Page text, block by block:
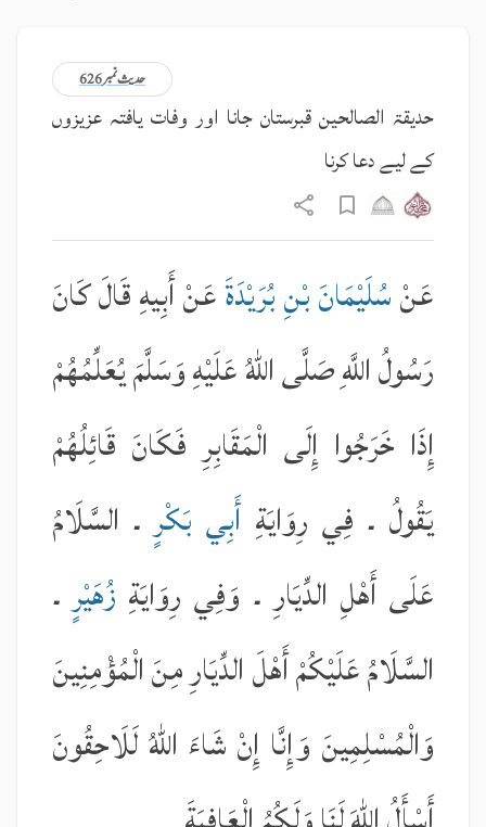
حدیث نمبر 626
حدیقۃ الصالحین قبرستان جانا اور وفات یافتہ عزیزوں
کے لیے دعا کرنا
عَنْسُلَيْمَانَ بْنِ بُرَيْدَةَعَنْ أَبِيهِ قَالَ كَانَ
رَسُولُ اللَّهِ صَلَّى اللّٰهُ عَلَيْهِ وَسَلَّمَ يُعَلِّمُهُمْ
إِذَا خَرَجُوا إِلَى الْمَقَابِرِ فَكَانَ قَائِلُهُمْ
يَقُولُ ۔ فِي رِوَايَةِأَبِي بَكْرٍ۔ السَّلَامُ
عَلَى أَهْلِ الدِّيَارِ ۔ وَفِي رِوَايَةِ زُهَيْرٍ۔
السَّلَامُ عَلَيْكُمْ أَهْلَ الدِّيَارِ مِنَ الْمُؤْمِنِينَ
وَالْمُسْلِمِينَ وَإِنَّا إِنْ شَاءَ اللّٰهُ لَلَاحِقُونَ